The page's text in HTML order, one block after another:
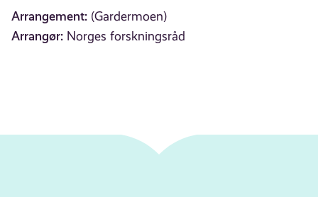
Arrangement: (Gardermoen)
Arrangør: Norges forskningsråd